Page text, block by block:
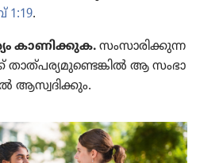
.
കാണി​ക്കുക. സംസാ​രി​ക്കുന്ന
താത്‌പ​ര്യ​മു​ണ്ടെ​ങ്കിൽ ആ സംഭാ​
ആസ്വദി​ക്കും.